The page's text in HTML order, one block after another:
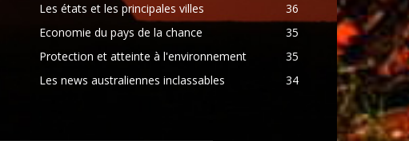
Les états et les principales villes
36
Economie du pays de la chance
35
Protection et atteinte à l'environnement
35
Les news australiennes inclassables
34